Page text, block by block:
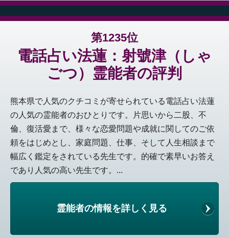
第1235位
電話占い法蓮：射號津（しゃ
ごつ）霊能者の評判
熊本県で人気のクチコミが寄せられている電話占い法蓮
の人気の霊能者のおひとりです。片思いから二股、不
倫、復活愛まで、様々な恋愛問題や成就に関してのご依
頼をはじめとし、家庭問題、仕事、そして人生相談まで
幅広く鑑定をされている先生です。的確で素早いお答え
であり人気の高い先生です。...
霊能者の情報を詳しく見る